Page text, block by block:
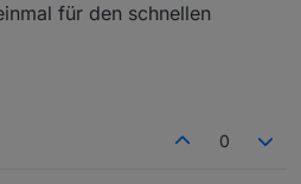
für den schnellen
0